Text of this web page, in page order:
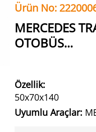
Ürün No:
MERCEDES
OTOBÜS...
Özellik:
50x70x140
Uyumlu Araçlar: